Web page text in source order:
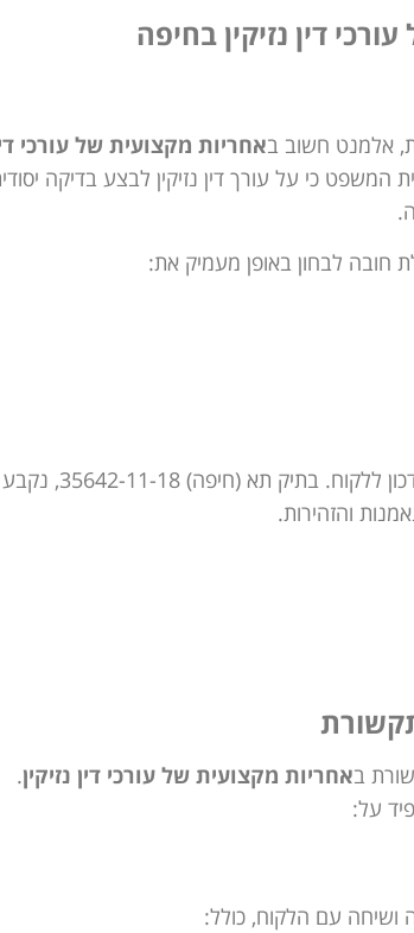
דין נזיקין בחיפה
אלמנט חשוב באחריות מקצועית של עורכי
קבע בית המשפט כי על עורך דין נזיקין לבצע בדיקה
חובה לבחון באופן מעמיק את:
כוללת גם חובת דיווח ועדכון ללקוח. בתיק תא
והזהירות.
באחריות מקצועית של עורכי דין נזיקין.
על:
ושיחה עם הלקוח, כולל: